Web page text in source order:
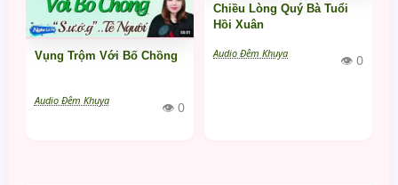
Vụng Trộm Với Bố Chồng
Audio Đêm Khuya 👁 0
Chiều Lòng Quý Bà Tuổi
Hồi Xuân
Audio Đêm Khuya 👁 0